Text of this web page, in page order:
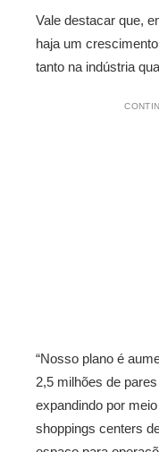
Vale destacar que,
haja um
tanto na indústria
“Nosso plano é
2,5 milhões de
expandindo por
shoppings centers